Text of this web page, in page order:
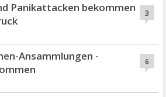
3
Panikattacken bekommen
6
Ansammlungen -